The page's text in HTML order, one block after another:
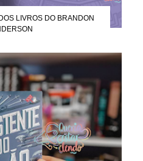
LIVROS DO BRANDON